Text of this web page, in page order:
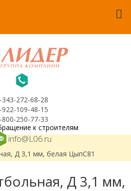
343-272-68-28
922-109-48-15
800-250-77-33
info@L06.ru
к строителям
Д 3,1 мм, белая ЦыпС81
Д 3,1 мм,